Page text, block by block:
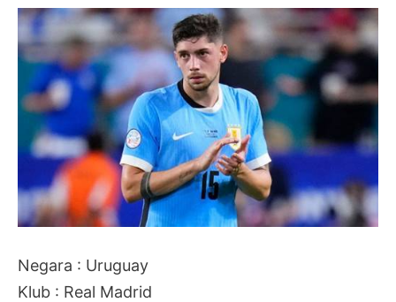
Negara : Uruguay
Klub : Real Madrid